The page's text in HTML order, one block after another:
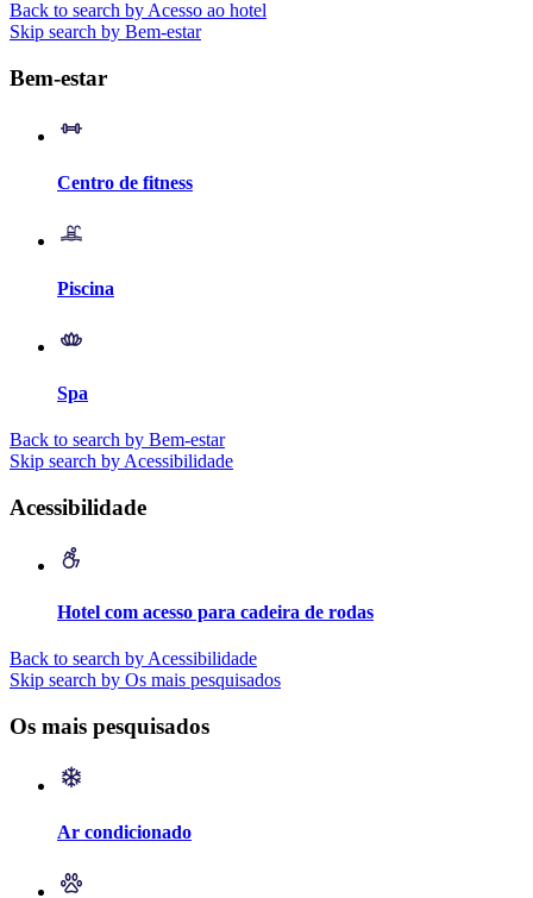
Back to search by Acesso ao hotel
Skip search by Bem-estar
Bem-estar
Centro de fitness
Piscina
Spa
Back to search by Bem-estar
Skip search by Acessibilidade
Acessibilidade
Hotel com acesso para cadeira de rodas
Back to search by Acessibilidade
Skip search by Os mais pesquisados
Os mais pesquisados
Ar condicionado